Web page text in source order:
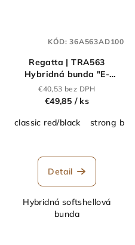
Regatta | TRA563
Hybridná bunda "E-
volve"_36.A563
€40,53 bez DPH
€49,85 / ks
classic red/black
strong
Detail
Hybridná softshellová
bunda
KÓD:36A563AD100